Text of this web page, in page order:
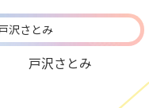
戸沢さとみ